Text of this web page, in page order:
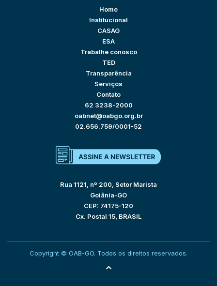
Home
Institucional
CASAG
ESA
Trabalhe conosco
TED
Transparência
Serviços
Contato
62 3238-2000
oabnet@oabgo.org.br
02.656.759/0001-52
Rua 1121, nº 200, Setor Marista
Goiânia-GO
CEP: 74175-120
Cx. Postal 15, BRASIL
Copyright © OAB-GO. Todos os direitos reservados.